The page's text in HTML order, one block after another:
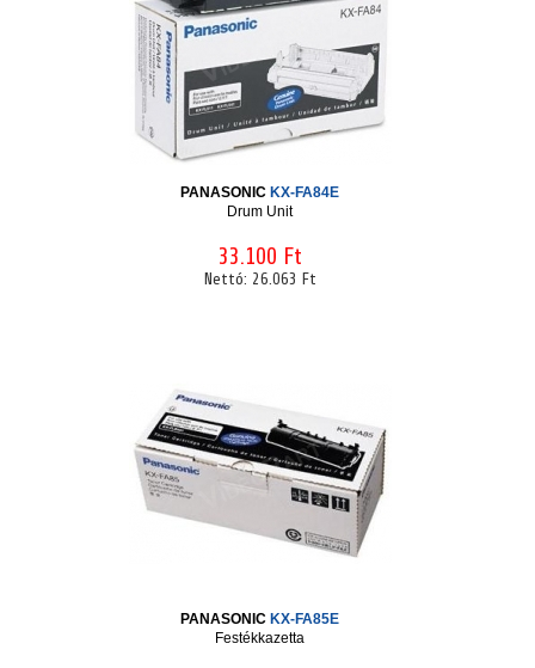
PANASONIC KX-FA84E
Drum Unit
33.100 Ft
Nettó: 26.063 Ft
PANASONIC KX-FA85E
Festékkazetta